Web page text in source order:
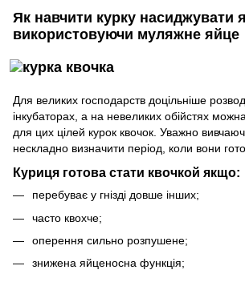
Як навчити курку насиджувати
використовуючи муляжне яйце
Для великих господарств доцільніше
інкубаторах, а на невеликих обійстях
для цих цілей курок квочок. Уважно
нескладно визначити період, коли вони
Куриця готова стати квочкой якщо:
перебуває у гнізді довше інших;
часто квохче;
оперення сильно розпушене;
знижена яйценосна функція;